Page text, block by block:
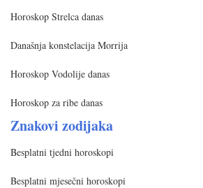
Horoskop Strelca danas
Današnja konstelacija Morrija
Horoskop Vodolije danas
Horoskop za ribe danas
Znakovi zodijaka
Besplatni tjedni horoskopi
Besplatni mjesečni horoskopi